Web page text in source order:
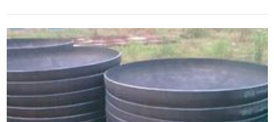
椭圆封头，碳钢封头，蝶形封头。